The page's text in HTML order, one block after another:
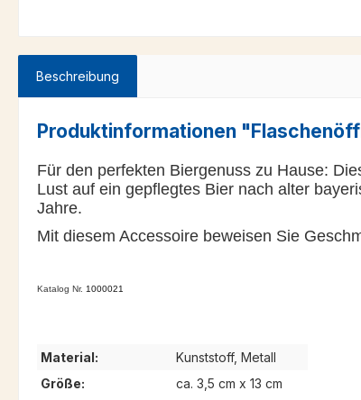
Beschreibung
Produktinformationen
Für den perfekten Biergenuss zu Hause:
Lust auf ein gepflegtes Bier nach alter
Jahre.
Mit diesem Accessoire beweisen Sie
Katalog Nr. 1000021
Material:
Kunststoff, Metall
Größe:
ca. 3,5 cm x 13 cm